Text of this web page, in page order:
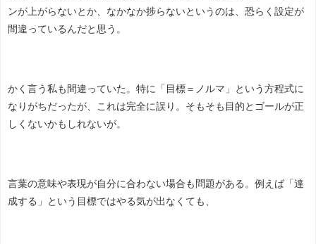
ンが上がらないとか、なかなか捗らないというのは、恐らく設定が
間違っているんだと思う。
かく言う私も間違っていた。特に「目標＝ノルマ」という方程式に
なりがちだったが、これは完全に誤り。そもそも目的とゴールが正
しくないかもしれないが。
言葉の意味や表現が自分に合わない場合も問題がある。例えば「達
成する」という目標ではやる気が出なくても、